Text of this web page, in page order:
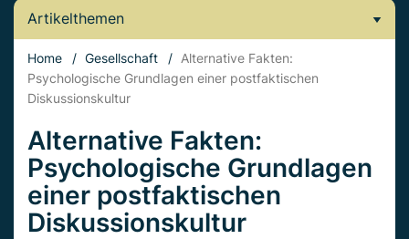
Artikelthemen
Home / Gesellschaft / Alternative Fakten:
Psychologische Grundlagen einer postfaktischen
Diskussionskultur
Alternative Fakten:
Psychologische Grundlagen
einer postfaktischen
Diskussionskultur